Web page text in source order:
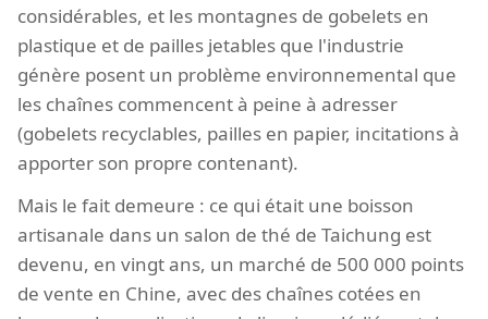
considérables, et les montagnes de gobelets en
plastique et de pailles jetables que l'industrie
génère posent un problème environnemental que
les chaînes commencent à peine à adresser
(gobelets recyclables, pailles en papier, incitations à
apporter son propre contenant).
Mais le fait demeure : ce qui était une boisson
artisanale dans un salon de thé de Taichung est
devenu, en vingt ans, un marché de 500 000 points
de vente en Chine, avec des chaînes cotées en